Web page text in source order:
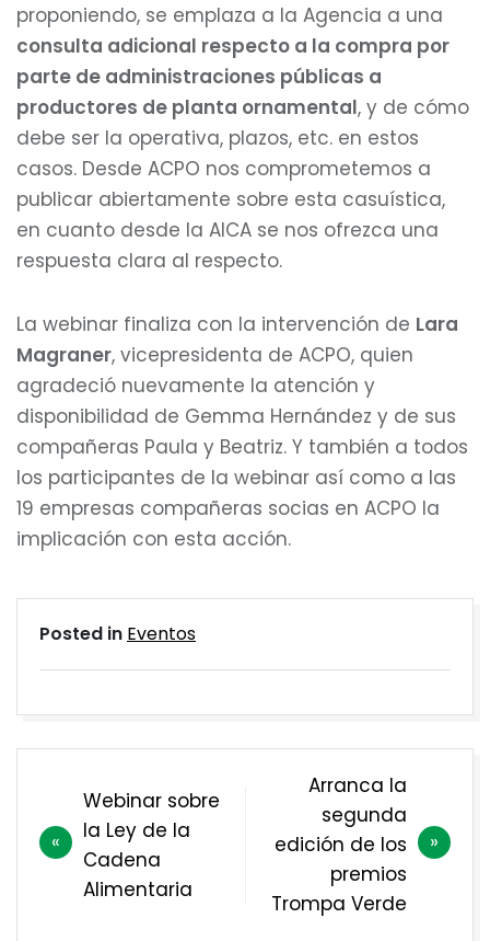
proponiendo, se emplaza a la Agencia a una
consulta adicional respecto a la compra por
parte de administraciones públicas a
productores de planta ornamental, y de cómo
debe ser la operativa, plazos, etc. en estos
casos. Desde ACPO nos comprometemos a
publicar abiertamente sobre esta casuística,
en cuanto desde la AICA se nos ofrezca una
respuesta clara al respecto.
La webinar finaliza con la intervención de Lara
Magraner, vicepresidenta de ACPO, quien
agradeció nuevamente la atención y
disponibilidad de Gemma Hernández y de sus
compañeras Paula y Beatriz. Y también a todos
los participantes de la webinar así como a las
19 empresas compañeras socias en ACPO la
implicación con esta acción.
Posted in Eventos
entradas
Webinar sobre
la Ley de la
Cadena
Alimentaria
Arranca la
segunda
edición de los
premios
Trompa Verde